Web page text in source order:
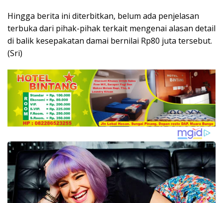
Hingga berita ini diterbitkan, belum ada penjelasan
terbuka dari pihak-pihak terkait mengenai alasan detail
di balik kesepakatan damai bernilai Rp80 juta tersebut.
(Sri)